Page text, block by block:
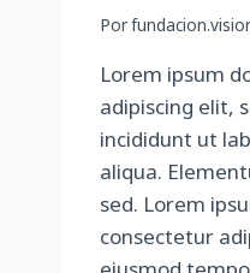
Por
Lorem ipsum
adipiscing elit,
incididunt ut
aliqua.
sed. Lorem
consectetur